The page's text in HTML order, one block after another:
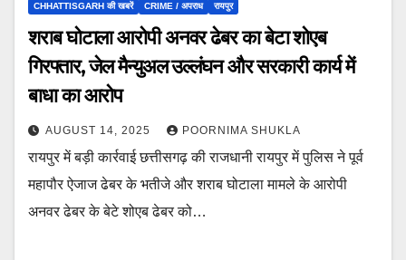
CHHATTISGARH की खबरें CRIME / अपराध रायपुर
शराब घोटाला आरोपी अनवर ढेबर का बेटा शोएब
गिरफ्तार, जेल मैन्युअल उल्लंघन और सरकारी कार्य में
बाधा का आरोप
AUGUST 14, 2025 POORNIMA SHUKLA
रायपुर में बड़ी कार्रवाई छत्तीसगढ़ की राजधानी रायपुर में पुलिस ने पूर्व
महापौर ऐजाज ढेबर के भतीजे और शराब घोटाला मामले के आरोपी
अनवर ढेबर के बेटे शोएब ढेबर को…